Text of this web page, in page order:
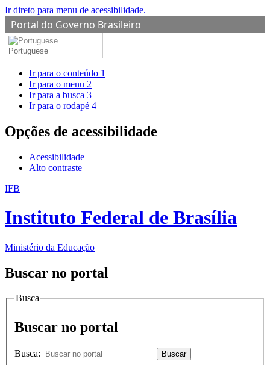
Ir direto para menu de acessibilidade.
Portal do Governo Brasileiro
Portuguese
Ir para o conteúdo 1
Ir para o menu 2
Ir para a busca 3
Ir para o rodapé 4
Opções de acessibilidade
Acessibilidade
Alto contraste
IFB
Instituto Federal de Brasília
Ministério da Educação
Buscar no portal
Busca
Buscar no portal
Busca: Buscar